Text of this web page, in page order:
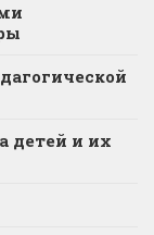
детей и их